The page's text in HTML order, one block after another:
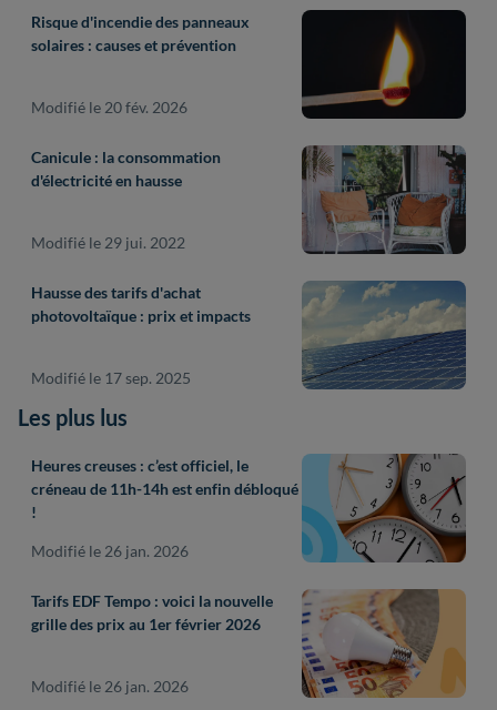
Risque d'incendie des panneaux
solaires : causes et prévention
Modifié le 20 fév. 2026
Canicule : la consommation
d'électricité en hausse
Modifié le 29 jui. 2022
Hausse des tarifs d'achat
photovoltaïque : prix et impacts
Modifié le 17 sep. 2025
Les plus lus
Heures creuses : c’est officiel, le
créneau de 11h-14h est enfin débloqué
!
Modifié le 26 jan. 2026
Tarifs EDF Tempo : voici la nouvelle
grille des prix au 1er février 2026
Modifié le 26 jan. 2026